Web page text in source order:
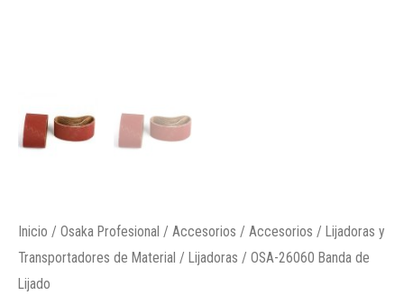
Inicio / Osaka Profesional / Accesorios / Accesorios / Lijadoras y
Transportadores de Material / Lijadoras / OSA-26060 Banda de
Lijado